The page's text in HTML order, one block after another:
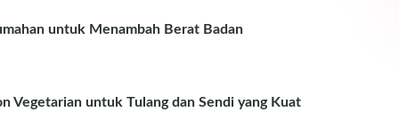
untuk Menambah Berat Badan
Vegetarian untuk Tulang dan Sendi yang Kuat